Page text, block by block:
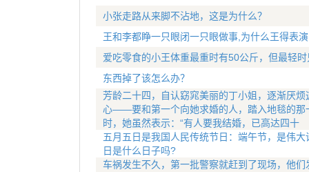
小张走路从来脚不沾地，这是为什么？
王和李都睁一只眼闭一只眼做事,为什么王得表
爱吃零食的小王体重最重时有50公斤，但最轻
东西掉了该怎么办？
芳龄二十四，自认窈窕美丽的丁小姐，逐渐厌
心——要和第一个向她求婚的人，踏入地毯的那
时，她虽然表示：“有人要我结婚，已高达四十
五月五日是我国人民传统节日：端午节，是伟
日是什么日子吗?
车祸发生不久，第一批警察就赶到了现场，他